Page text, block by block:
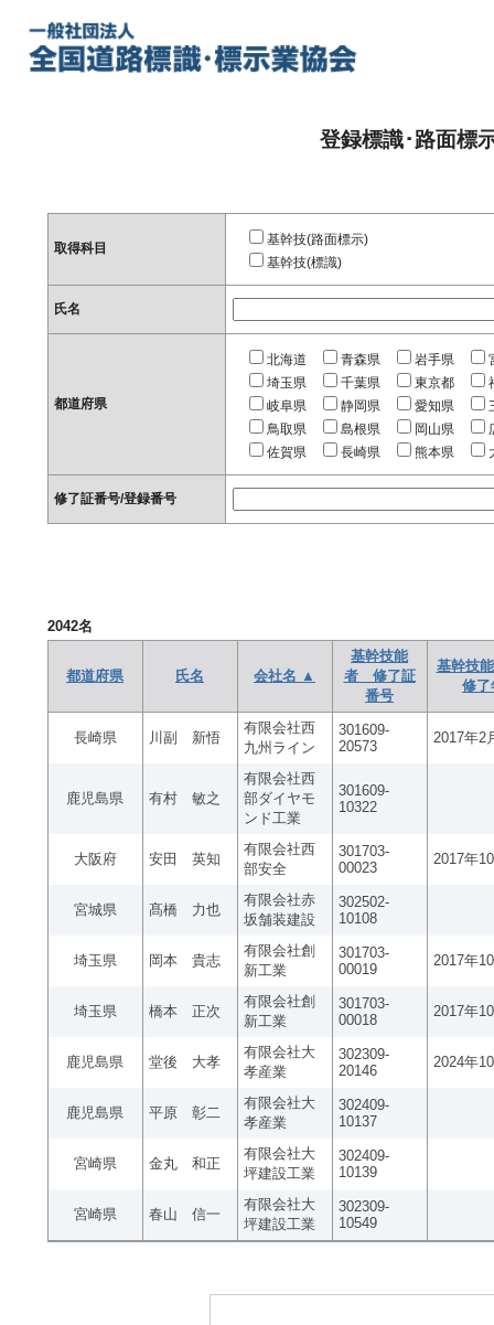
登録標識･路面標
取得科目
基幹技(路面標示)
基幹技(標識)
氏名
都道府県
北海道 青森県 岩手県
埼玉県
千葉県 東京都
岐阜県
静岡県 愛知県
鳥取県
島根県 岡山県
佐賀県
長崎県 熊本県
修了証番号/登録番号
2042名
都道府県 氏名 会社名 ▲
基幹技能
者 修了証
番号
基幹技
修了
長崎県 川副 新悟
有限会社西
九州ライン
301609-
20573
2017年2
鹿児島県 有村 敏之
有限会社西
部ダイヤモ
ンド工業
301609-
10322
大阪府 安田 英知
有限会社西
部安全
301703-
00023
2017年
宮城県 髙橋 力也
有限会社赤
坂舗装建設
302502-
10108
埼玉県 岡本 貴志
有限会社創
新工業
301703-
00019
2017年
埼玉県 橋本 正次
有限会社創
新工業
301703-
00018
2017年
鹿児島県 堂後 大孝
有限会社大
孝産業
302309-
20146
2024年
鹿児島県 平原 彰二
有限会社大
孝産業
302409-
10137
宮崎県 金丸 和正
有限会社大
坪建設工業
302409-
10139
宮崎県 春山 信一
有限会社大
坪建設工業
302309-
10549